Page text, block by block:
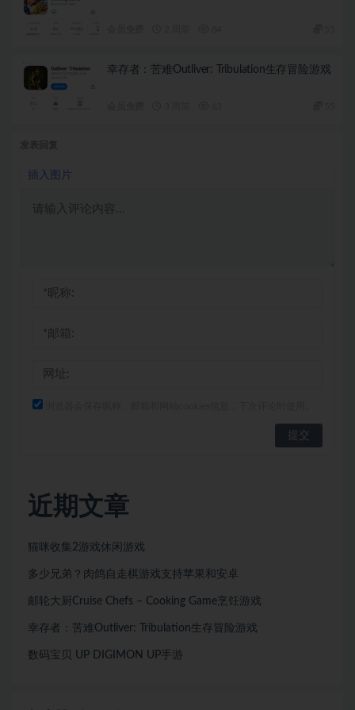
幸存者：苦难Outliver: Tribulation生存冒险游戏
插入图片
近期文章
猫咪收集2游戏休闲游戏
多少兄弟？肉鸽自走棋游戏支持苹果和安卓
邮轮大厨Cruise Chefs – Cooking Game烹饪游戏
幸存者：苦难Outliver: Tribulation生存冒险游戏
数码宝贝 UP DIGIMON UP手游